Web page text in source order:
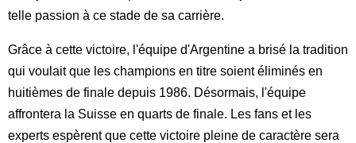
telle passion à ce stade de sa carrière.
Grâce à cette victoire, l'équipe d'Argentine a brisé la tradition
qui voulait que les champions en titre soient éliminés en
huitièmes de finale depuis 1986. Désormais, l'équipe
affrontera la Suisse en quarts de finale. Les fans et les
experts espèrent que cette victoire pleine de caractère sera